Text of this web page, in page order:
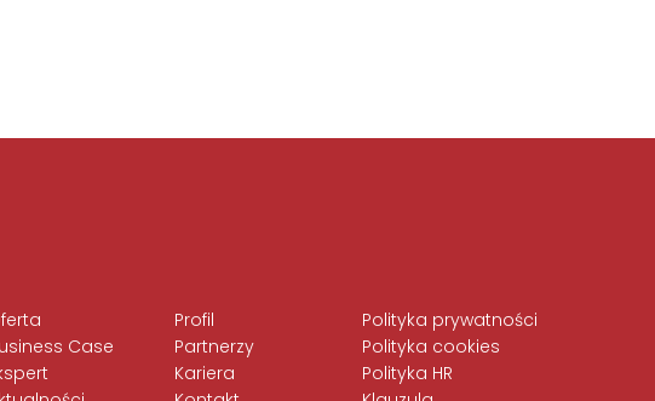
Case
Profil
Partnerzy
Kariera
Polityka prywatności
Polityka cookies
Polityka HR